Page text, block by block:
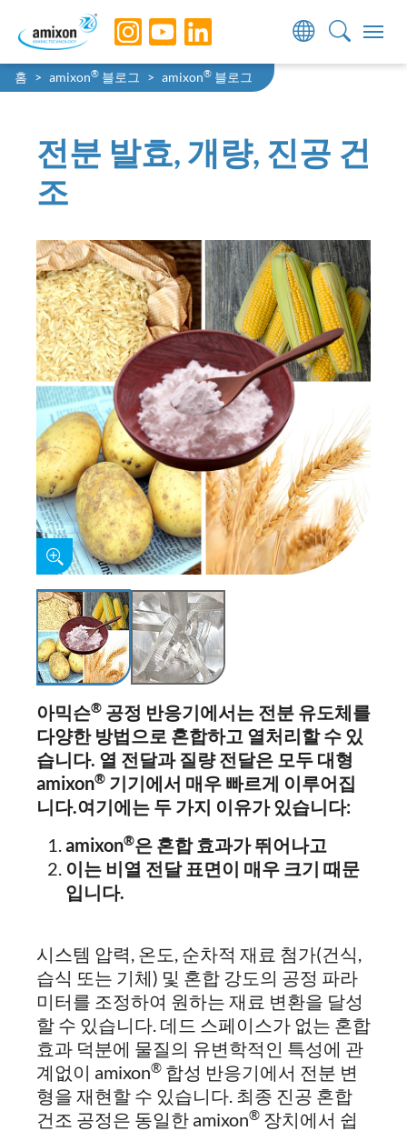
Skip to main navigation
Skip to main content
Skip to page footer
You are here:
홈 amixon® 블로그 amixon® 블로그
전분 발효, 개량, 진공 건
조
아믹슨® 공정 반응기에서는 전분 유도체를
다양한 방법으로 혼합하고 열처리할 수 있
습니다. 열 전달과 질량 전달은 모두 대형
amixon® 기기에서 매우 빠르게 이루어집
니다.여기에는 두 가지 이유가 있습니다:
amixon®은 혼합 효과가 뛰어나고
이는 비열 전달 표면이 매우 크기 때문
입니다.
시스템 압력, 온도, 순차적 재료 첨가(건식,
습식 또는 기체) 및 혼합 강도의 공정 파라
미터를 조정하여 원하는 재료 변환을 달성
할 수 있습니다. 데드 스페이스가 없는 혼합
효과 덕분에 물질의 유변학적인 특성에 관
계없이 amixon® 합성 반응기에서 전분 변
형을 재현할 수 있습니다. 최종 진공 혼합
건조 공정은 동일한 amixon® 장치에서 쉽